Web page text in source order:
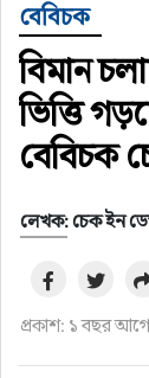
বেবিচক
বিমান
ভিত্তি
বেবিচক
লেখক: চেক ইন
প্রকাশ: ১ বছর আগে